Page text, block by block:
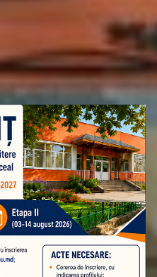
ÎN CLASA A 10-A
A II-A